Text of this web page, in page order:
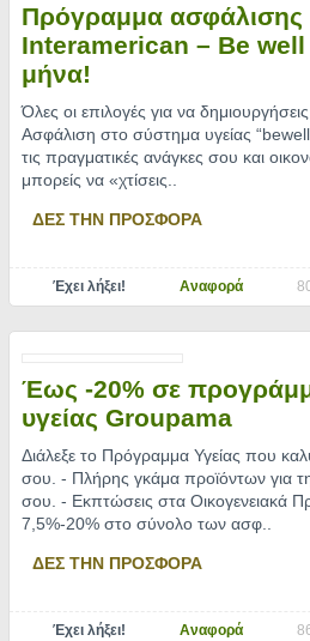
Πρόγραμμα ασφάλισης
Interamerican – Be
μήνα!
Όλες οι επιλογές για να
Ασφάλιση στο σύστημα υγείας
τις πραγματικές ανάγκες σου και
μπορείς να «χτίσεις
ΔΕΣ ΤΗΝ ΠΡΟΣΦΟΡΑ
Έχει λήξει! Αναφορά
Έως -20% σε
υγείας Groupama
Διάλεξε το Πρόγραμμα Υγείας που
σου. - Πλήρης γκάμα προϊόντων για
σου. - Εκπτώσεις στα Οικογενειακά
7,5%-20% στο σύνολο των ασφ..
ΔΕΣ ΤΗΝ ΠΡΟΣΦΟΡΑ
Έχει λήξει! Αναφορά